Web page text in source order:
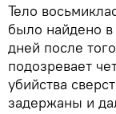
Тело
было найдено в
дней после
подозревает
убийства
задержаны и